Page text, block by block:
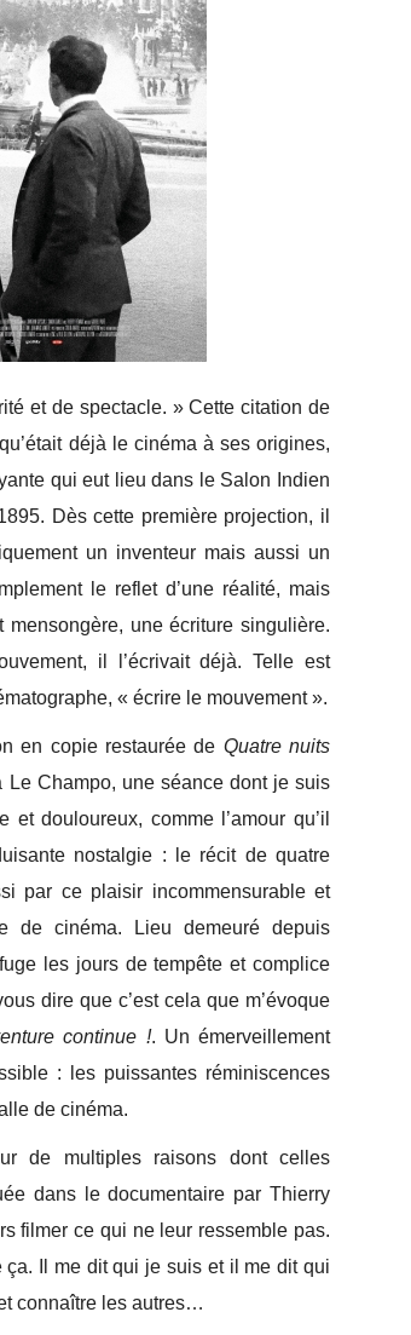
et de spectacle. » Cette citation de
déjà le cinéma à ses origines,
qui eut lieu dans le Salon Indien
Dès cette première projection, il
un inventeur mais aussi un
le reflet d’une réalité, mais
une écriture singulière.
il l’écrivait déjà. Telle est
« écrire le mouvement ».
en copie restaurée de Quatre nuits
Champo, une séance dont je suis
douloureux, comme l’amour qu’il
nostalgie : le récit de quatre
par ce plaisir incommensurable et
de cinéma. Lieu demeuré depuis
les jours de tempête et complice
dire que c’est cela que m’évoque
continue !. Un émerveillement
: les puissantes réminiscences
de cinéma.
de multiples raisons dont celles
dans le documentaire par Thierry
filmer ce qui ne leur ressemble pas.
ça. Il me dit qui je suis et il me dit qui
connaître les autres…